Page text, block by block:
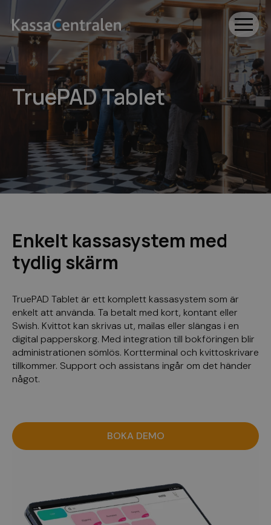
TruePAD Tablet
Enkelt kassasystem med
tydlig skärm
TruePAD Tablet är ett komplett kassasystem som är
enkelt att använda. Ta betalt med kort, kontant eller
Swish. Kvittot kan skrivas ut, mailas eller slängas i en
digital papperskorg. Med integration till bokföringen blir
administrationen sömlös. Kortterminal och kvittoskrivare
tillkommer. Support och assistans ingår om det händer
något.
BOKA DEMO